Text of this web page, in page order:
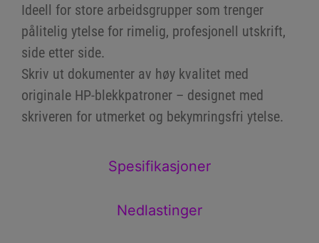
Spesifikasjoner
Nedlastinger
Ideell for store arbeidsgrupper som trenger
pålitelig ytelse for rimelig, profesjonell utskrift,
side etter side.
Skriv ut dokumenter av høy kvalitet med
originale HP-blekkpatroner – designet med
skriveren for utmerket og bekymringsfri ytelse.